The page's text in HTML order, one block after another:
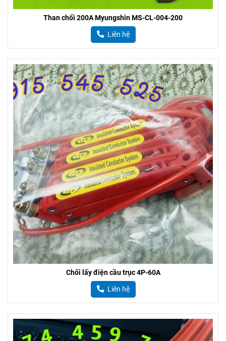
Than chổi 200A Myungshin MS-CL-004-200
Liên hệ
Chổi lấy điện cầu trục 4P-60A
Liên hệ